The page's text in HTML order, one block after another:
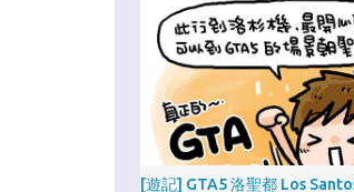
[遊記] GTA5 洛聖都 Los